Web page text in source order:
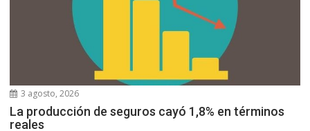
3 agosto, 2026
La producción de seguros cayó 1,8% en términos
reales